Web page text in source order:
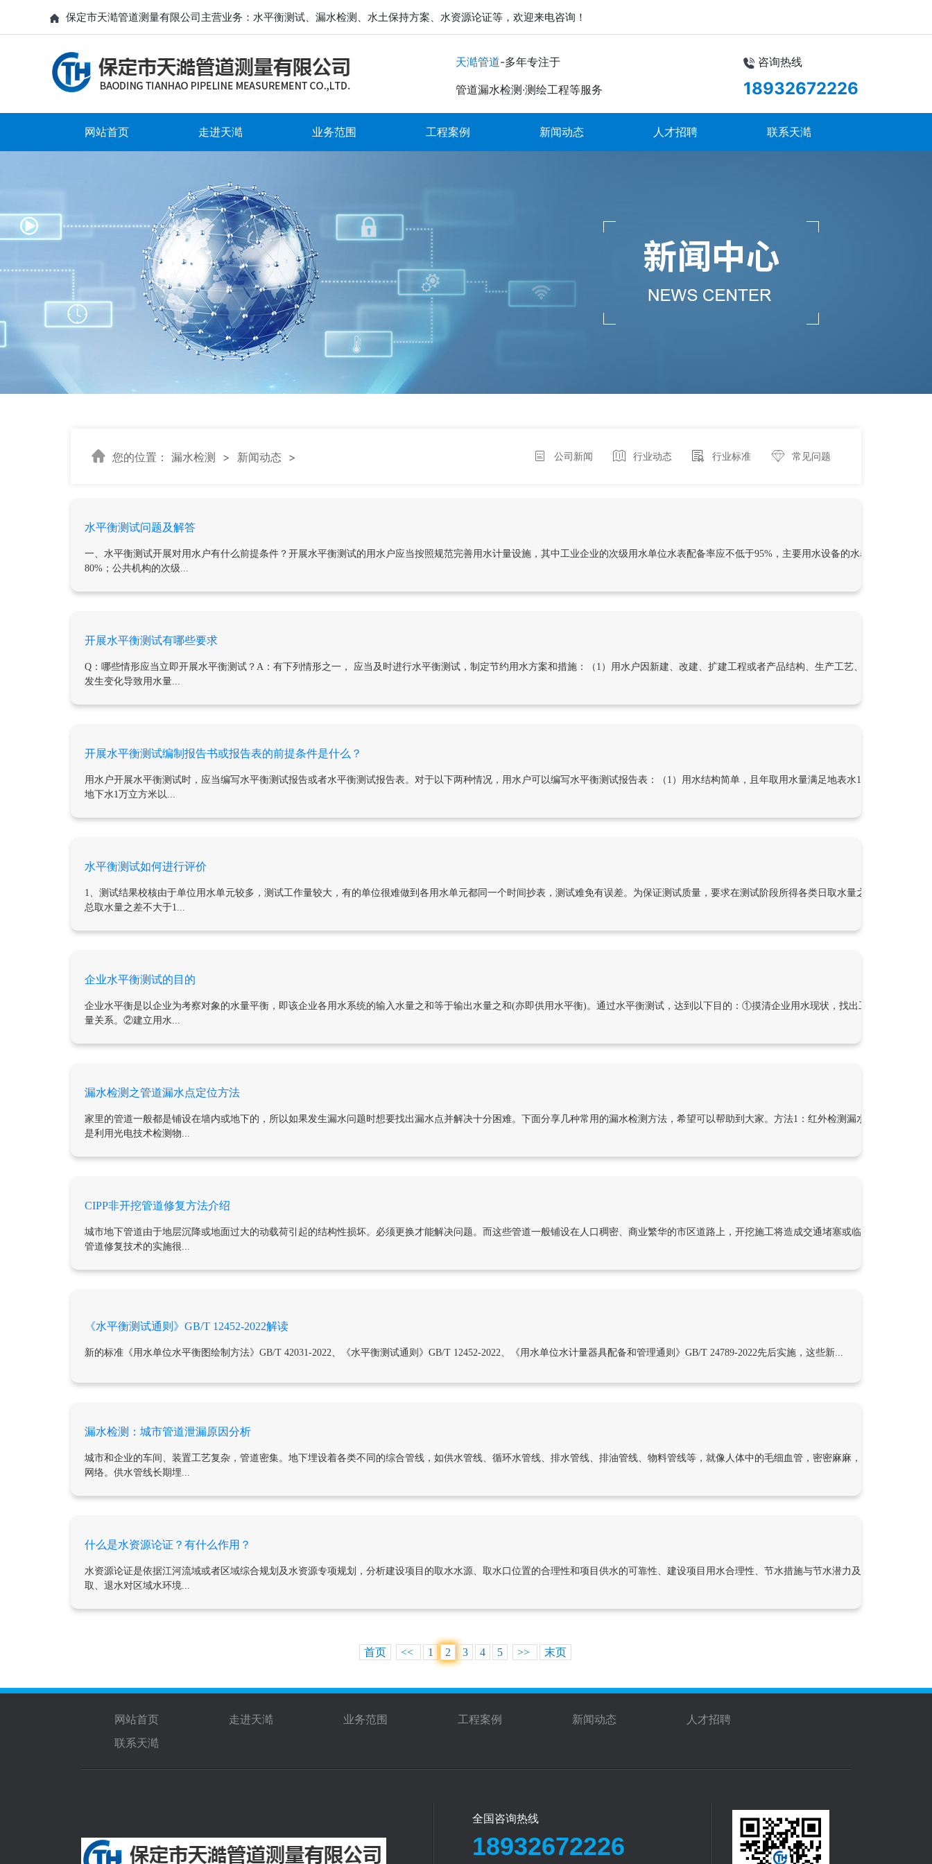
保定市天澔管道测量有限公司主营业务：水平衡测试、漏水检测、水土保持方案、水资源论证等，欢迎来电咨询！
天澔管道-多年专注于
管道漏水检测·测绘工程等服务
咨询热线
18932672226
网站首页 走进天澔 业务范围 工程案例 新闻动态 人才招聘 联系天澔
您的位置： 漏水检测 > 新闻动态 > 常见问题
行业标准
行业动态
公司新闻
水平衡测试问题及解答
一、水平衡测试开展对用水户有什么前提条件？开展水平衡测试的用水户应当按照规范完善用水计量设施，其中工业企业的次级用水单位水表配备率应不低于95%，主要用水设备的水表配备率应不低
80%；公共机构的次级...
开展水平衡测试有哪些要求
Q：哪些情形应当立即开展水平衡测试？A：有下列情形之一， 应当及时进行水平衡测试，制定节约用水方案和措施：（1）用水户因新建、改建、扩建工程或者产品结构、生产工艺、水处理及循环
发生变化导致用水量...
开展水平衡测试编制报告书或报告表的前提条件是什么？
用水户开展水平衡测试时，应当编写水平衡测试报告或者水平衡测试报告表。对于以下两种情况，用水户可以编写水平衡测试报告表：（1）用水结构简单，且年取用水量满足地表水10万立方米以下
地下水1万立方米以...
水平衡测试如何进行评价
1、测试结果校核由于单位用水单元较多，测试工作量较大，有的单位很难做到各用水单元都同一个时间抄表，测试难免有误差。为保证测试质量，要求在测试阶段所得各类日取水量之和与同期单位
总取水量之差不大于1...
企业水平衡测试的目的
企业水平衡是以企业为考察对象的水量平衡，即该企业各用水系统的输入水量之和等于输出水量之和(亦即供用水平衡)。通过水平衡测试，达到以下目的：①摸清企业用水现状，找出工业用水水量之
量关系。②建立用水...
漏水检测之管道漏水点定位方法
家里的管道一般都是铺设在墙内或地下的，所以如果发生漏水问题时想要找出漏水点并解决十分困难。下面分享几种常用的漏水检测方法，希望可以帮助到大家。方法1：红外检测漏水点法红外热成
是利用光电技术检测物...
CIPP非开挖管道修复方法介绍
城市地下管道由于地层沉降或地面过大的动载荷引起的结构性损坏。必须更换才能解决问题。而这些管道一般铺设在人口稠密、商业繁华的市区道路上，开挖施工将造成交通堵塞或临近管线的损坏。
管道修复技术的实施很...
《水平衡测试通则》GB/T 12452-2022解读
新的标准《用水单位水平衡图绘制方法》GB/T 42031-2022、《水平衡测试通则》GB/T 12452-2022、《用水单位水计量器具配备和管理通则》GB/T 24789-2022先后实施，这些新...
漏水检测：城市管道泄漏原因分析
城市和企业的车间、装置工艺复杂，管道密集。地下埋设着各类不同的综合管线，如供水管线、循环水管线、排水管线、排油管线、物料管线等，就像人体中的毛细血管，密密麻麻，纵横交错，形成
网络。供水管线长期埋...
什么是水资源论证？有什么作用？
水资源论证是依据江河流域或者区域综合规划及水资源专项规划，分析建设项目的取水水源、取水口位置的合理性和项目供水的可靠性、建设项目用水合理性、节水措施与节水潜力及退水情况等，论
取、退水对区域水环境...
首页 << 1 2 3 4 5 >> 末页
网站首页 走进天澔 业务范围 工程案例 新闻动态
人才招聘
联系天澔
全国咨询热线
18932672226